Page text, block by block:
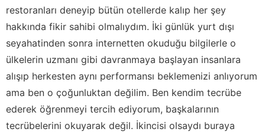
restoranları deneyip bütün otellerde kalıp her şey
hakkında fikir sahibi olmalıydım. İki günlük yurt dışı
seyahatinden sonra internetten okuduğu bilgilerle o
ülkelerin uzmanı gibi davranmaya başlayan insanlara
alışıp herkesten aynı performansı beklemenizi anlıyorum
ama ben o çoğunluktan değilim. Ben kendim tecrübe
ederek öğrenmeyi tercih ediyorum, başkalarının
tecrübelerini okuyarak değil. İkincisi olsaydı buraya